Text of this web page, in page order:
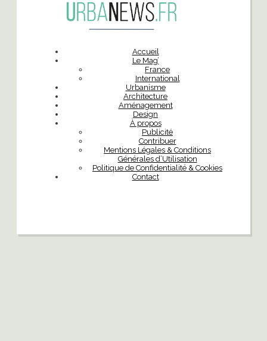
Accueil
Le Mag’
France
International
Urbanisme
Architecture
Aménagement
Design
À propos
Publicité
Contribuer
Mentions Légales & Conditions
Générales d’Utilisation
Politique de Confidentialité & Cookies
Contact